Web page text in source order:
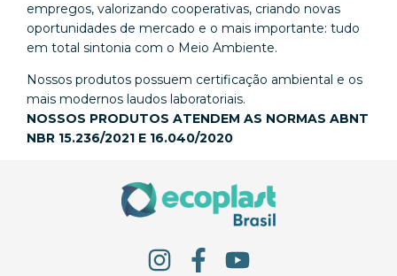
empregos, valorizando cooperativas, criando novas
oportunidades de mercado e o mais importante: tudo
em total sintonia com o Meio Ambiente.
Nossos produtos possuem certificação ambiental e os
mais modernos laudos laboratoriais.
NOSSOS PRODUTOS ATENDEM AS NORMAS ABNT
NBR 15.236/2021 E 16.040/2020